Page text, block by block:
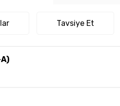
Tavsiye Et